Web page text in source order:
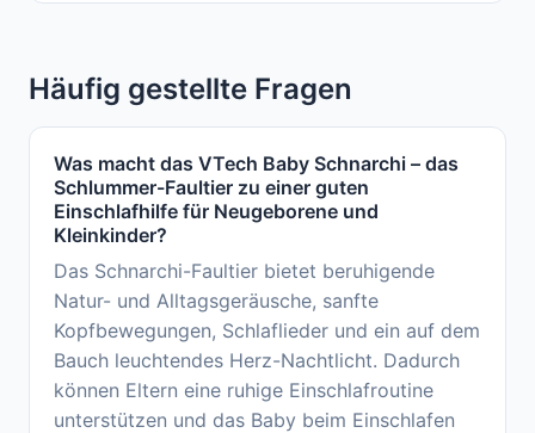
Häufig gestellte Fragen
Was macht das VTech Baby Schnarchi – das
Schlummer-Faultier zu einer guten
Einschlafhilfe für Neugeborene und
Kleinkinder?
Das Schnarchi-Faultier bietet beruhigende
Natur- und Alltagsgeräusche, sanfte
Kopfbewegungen, Schlaflieder und ein auf dem
Bauch leuchtendes Herz-Nachtlicht. Dadurch
können Eltern eine ruhige Einschlafroutine
unterstützen und das Baby beim Einschlafen